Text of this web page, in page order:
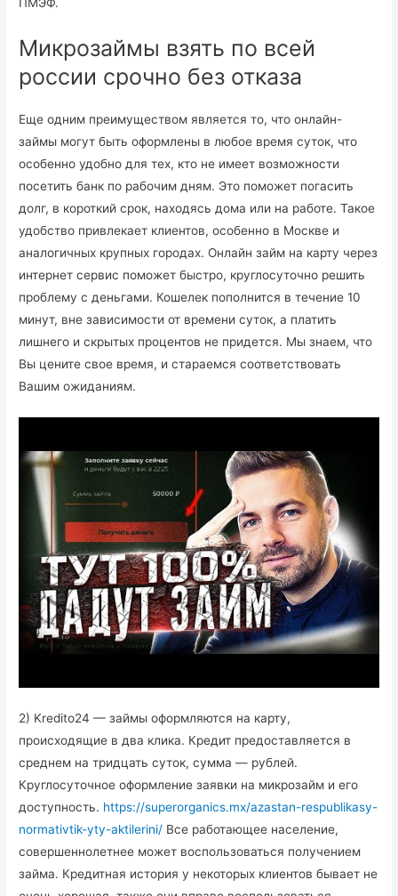
Микрозаймы взять по всей
россии срочно без отказа
Еще одним преимуществом является то, что онлайн-
займы могут быть оформлены в любое время суток, что
особенно удобно для тех, кто не имеет возможности
посетить банк по рабочим дням. Это поможет погасить
долг, в короткий срок, находясь дома или на работе. Такое
удобство привлекает клиентов, особенно в Москве и
аналогичных крупных городах. Онлайн займ на карту через
интернет сервис поможет быстро, круглосуточно решить
проблему с деньгами. Кошелек пополнится в течение 10
минут, вне зависимости от времени суток, а платить
лишнего и скрытых процентов не придется. Мы знаем, что
Вы цените свое время, и стараемся соответствовать
Вашим ожиданиям.
2) Kredito24 — займы оформляются на карту,
происходящие в два клика. Кредит предоставляется в
среднем на тридцать суток, сумма — рублей.
Круглосуточное оформление заявки на микрозайм и его
доступность. https://superorganics.mx/azastan-respublikasy-
normativtik-yty-aktilerini/ Все работающее население,
совершеннолетнее может воспользоваться получением
займа. Кредитная история у некоторых клиентов бывает не